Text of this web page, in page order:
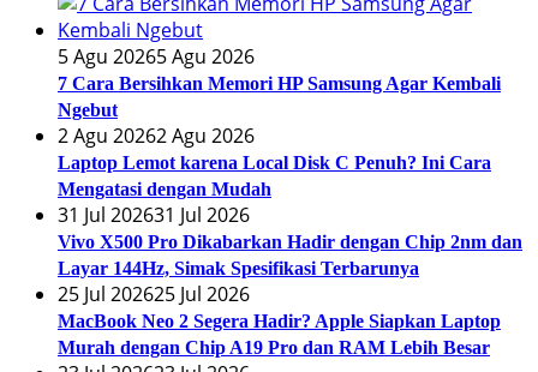
5 Agu 20265 Agu 2026
7 Cara Bersihkan Memori HP Samsung Agar Kembali
Ngebut
2 Agu 20262 Agu 2026
Laptop Lemot karena Local Disk C Penuh? Ini Cara
Mengatasi dengan Mudah
31 Jul 202631 Jul 2026
Vivo X500 Pro Dikabarkan Hadir dengan Chip 2nm dan
Layar 144Hz, Simak Spesifikasi Terbarunya
25 Jul 202625 Jul 2026
MacBook Neo 2 Segera Hadir? Apple Siapkan Laptop
Murah dengan Chip A19 Pro dan RAM Lebih Besar